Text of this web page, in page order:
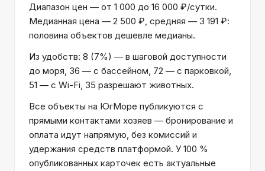
Диапазон цен — от 1 000 до 16 000 ₽/сутки.
Медианная цена — 2 500 ₽, средняя — 3 191 ₽:
половина объектов дешевле медианы.
Из удобств: 8 (7%) — в шаговой доступности
до моря, 36 — с бассейном, 72 — с парковкой,
51 — с Wi-Fi, 35 разрешают животных.
Все объекты на ЮгМоре публикуются с
прямыми контактами хозяев — бронирование и
оплата идут напрямую, без комиссий и
удержания средств платформой. У 100 %
опубликованных карточек есть актуальные